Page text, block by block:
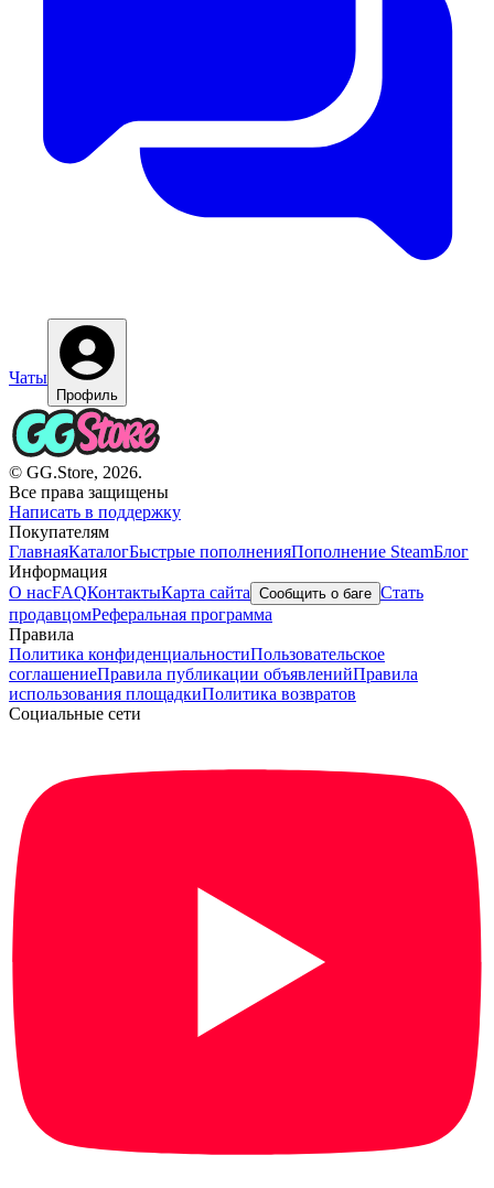
Чаты
Профиль
© GG.Store, 2026.
Все права защищены
Написать в поддержку
Покупателям
ГлавнаяКаталогБыстрые пополненияПополнение SteamБлог
Информация
О насFAQКонтактыКарта сайта Сообщить о баге Стать
продавцомРеферальная программа
Правила
Политика конфиденциальностиПользовательское
соглашениеПравила публикации объявленийПравила
использования площадкиПолитика возвратов
Социальные сети